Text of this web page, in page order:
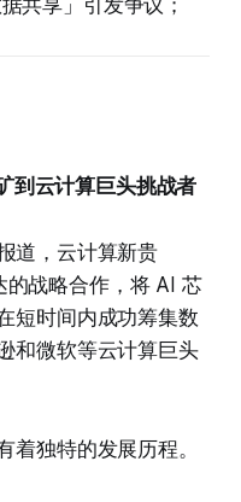
共享」引发争议；
到云计算巨头挑战者
道，云计算新贵
的战略合作，将 AI 芯
短时间内成功筹集数
和微软等云计算巨头
着独特的发展历程。